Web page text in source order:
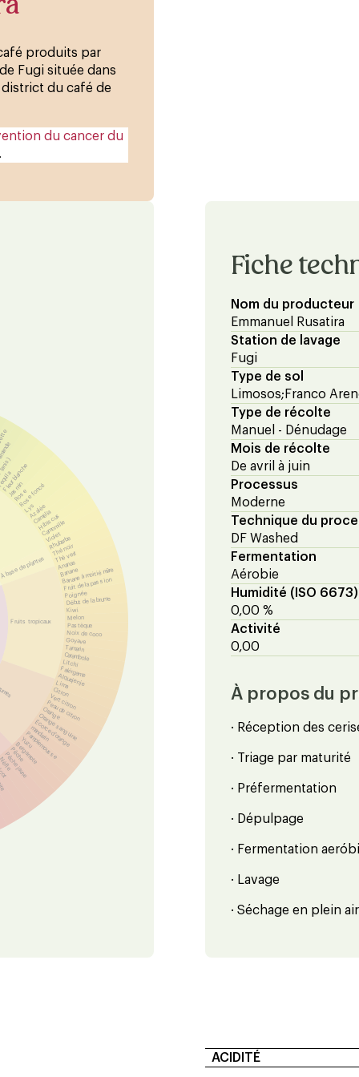
produits par
Fugi située dans
du café de
du cancer du
À base de plantes
Fruits tropicaux
Fleur blanche
Jasmin
Rose
Rose foncé
LysAzalée
Camélia
Hibiscus
Camomille
Violet
Rhubarbe
Thé noir
Thé vert
Ananas
Banane
Banane à moitié mûre
Fruit de la passion
Poignée
Début de la brume
Kiwi
Melon
Pastèque
Noix de coco
Goyave
Tamarin
Carambole
Litchi
Fakirgame
Alquejenje
Lima
Citron
Vert citron
Peau de citron
Orange
Orange sanguine
Écorce d'orange
mandarin
Pamplemousse
Yuzu
Bergamote
Pêche
Pêche jaune
Fiche
Nom du producteur
Emmanuel Rusatira
Station de lavage
Fugi
Type de sol
Limosos;Franco
Type de récolte
Manuel - Dénudage
Mois de récolte
De avril à juin
Processus
Moderne
Technique du
DF Washed
Fermentation
Aérobie
Humidité (ISO 6673)
0,00 %
Activité
0,00
À propos du
· Réception des
· Triage par maturité
· Préfermentation
· Dépulpage
· Fermentation
· Lavage
· Séchage en plein air
ACIDITÉ